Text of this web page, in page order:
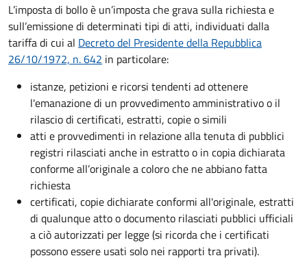
L’imposta di bollo è un’imposta che grava sulla richiesta e
sull’emissione di determinati tipi di atti, individuati dalla
tariffa di cui al Decreto del Presidente della Repubblica
26/10/1972, n. 642 in particolare:
istanze, petizioni e ricorsi tendenti ad ottenere
l'emanazione di un provvedimento amministrativo o il
rilascio di certificati, estratti, copie o simili
atti e provvedimenti in relazione alla tenuta di pubblici
registri rilasciati anche in estratto o in copia dichiarata
conforme all’originale a coloro che ne abbiano fatta
richiesta
certificati, copie dichiarate conformi all'originale, estratti
di qualunque atto o documento rilasciati pubblici ufficiali
a ciò autorizzati per legge (si ricorda che i certificati
possono essere usati solo nei rapporti tra privati).